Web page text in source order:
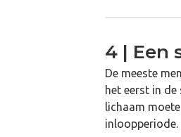
4 | Een
De meeste
het eerst in
lichaam
inloopperiode.